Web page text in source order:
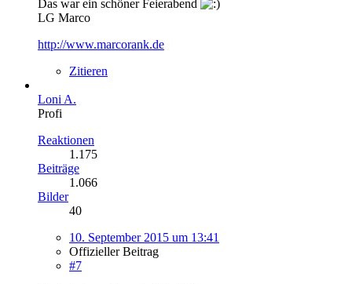
Das war ein schöner Feierabend
LG Marco
http://www.marcorank.de
Zitieren
Loni A.
Profi
Reaktionen
1.175
Beiträge
1.066
Bilder
40
10. September 2015 um 13:41
Offizieller Beitrag
#7